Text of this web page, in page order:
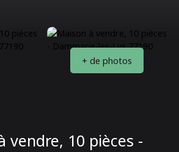
+ de photos
vendre, 10 pièces -